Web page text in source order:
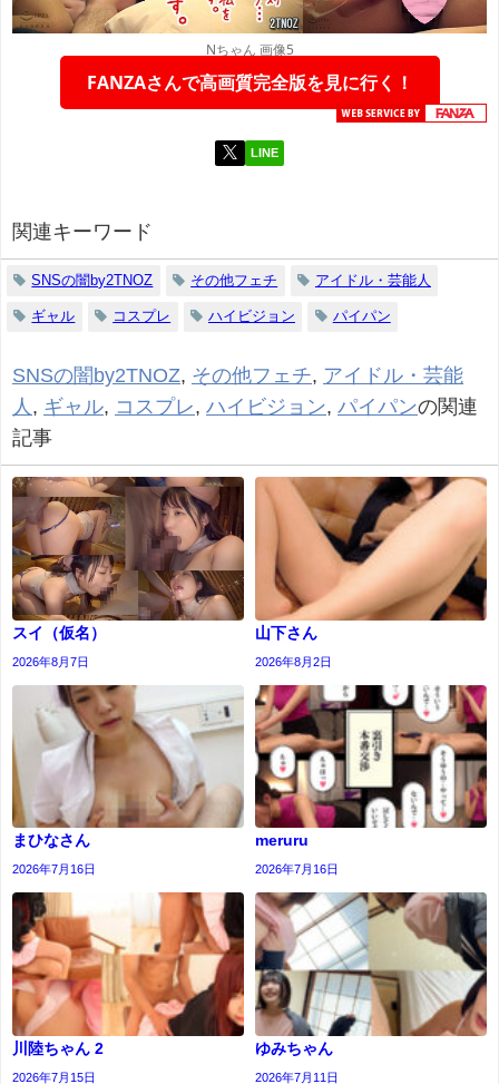
Nちゃん 画像5
FANZAさんで高画質完全版を見に行く！
LINE
関連キーワード
SNSの闇by2TNOZ その他フェチ アイドル・芸能人
ギャル コスプレ ハイビジョン パイパン
SNSの闇by2TNOZ, その他フェチ, アイドル・芸能
人 , ギャル, コスプレ, ハイビジョン, パイパンの関連
記事
スイ（仮名）
2026年8月7日
山下さん
2026年8月2日
まひなさん
2026年7月16日
meruru
2026年7月16日
川陸ちゃん 2
2026年7月15日
ゆみちゃん
2026年7月11日